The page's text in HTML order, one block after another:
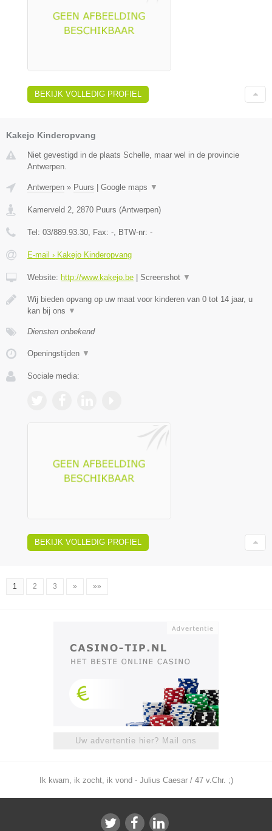
BEKIJK VOLLEDIG PROFIEL
Kakejo Kinderopvang
Niet gevestigd in de plaats Schelle, maar wel in de provincie
Antwerpen.
Antwerpen » Puurs Google maps ▼
Kamerveld 2, 2870 Puurs (Antwerpen)
Tel: 03/889.93.30, Fax: -, BTW-nr: -
E-mail › Kakejo Kinderopvang
Website: http://www.kakejo.be Screenshot ▼
Wij bieden opvang op uw maat voor kinderen van 0 tot 14 jaar, u
kan bij ons ▼
Diensten onbekend
Openingstijden ▼
Sociale media:
BEKIJK VOLLEDIG PROFIEL
1 2 3 » »»
Uw advertentie hier? Mail ons
Ik kwam, ik zocht, ik vond - Julius Caesar / 47 v.Chr. ;)